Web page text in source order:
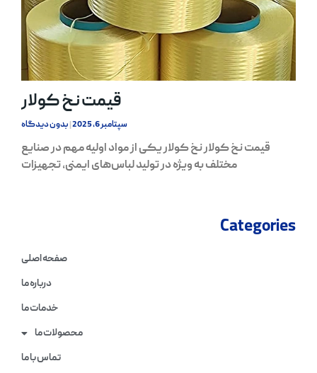
قیمت نخ کولار
سپتامبر 6, 2025 بدون دیدگاه
قیمت نخ کولار نخ کولار یکی از مواد اولیه مهم در صنایع
مختلف به ویژه در تولید لباس‌های ایمنی، تجهیزات
Categories
صفحه اصلی
درباره ما
خدمات ما
محصولات ما
تماس با ما